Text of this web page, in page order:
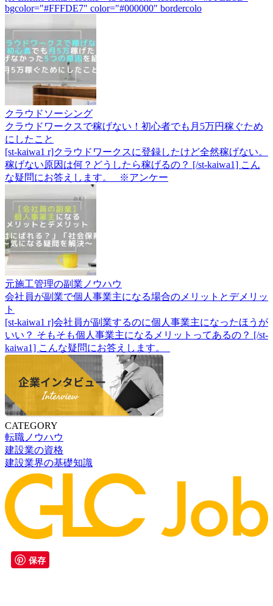
bgcolor="#FFFDE7" color="#000000" bordercolo
クラウドソーシング
クラウドワークスで稼げない！初心者でも月5万円稼ぐため
にしたこと
[st-kaiwa1 r]クラウドワークスに登録したけど全然稼げない。
稼げない原因は何？どうしたら稼げるの？ [/st-kaiwa1] こん
な疑問にお答えします。 ※アンケー
元施工管理の副業ノウハウ
会社員が副業で個人事業主になる場合のメリットとデメリッ
ト
[st-kaiwa1 r]会社員が副業するのに個人事業主になったほうが
いい？ そもそも個人事業主になるメリットってあるの？ [/st-
kaiwa1] こんな疑問にお答えします。
CATEGORY
転職ノウハウ
建設業の資格
建設業界の基礎知識
保存